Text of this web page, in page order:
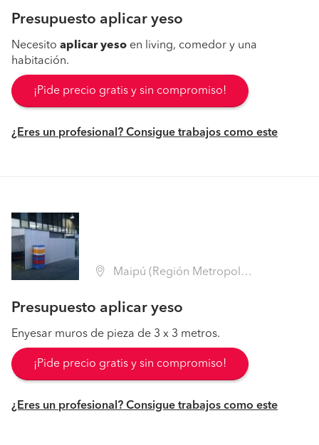
Presupuesto aplicar yeso
Necesito aplicar yeso en living, comedor y una
habitación.
¡Pide precio gratis y sin compromiso!
¿Eres un profesional? Consigue trabajos como este
Maipú (Región Metropolitana - Santiago)
Presupuesto aplicar yeso
Enyesar muros de pieza de 3 x 3 metros.
¡Pide precio gratis y sin compromiso!
¿Eres un profesional? Consigue trabajos como este